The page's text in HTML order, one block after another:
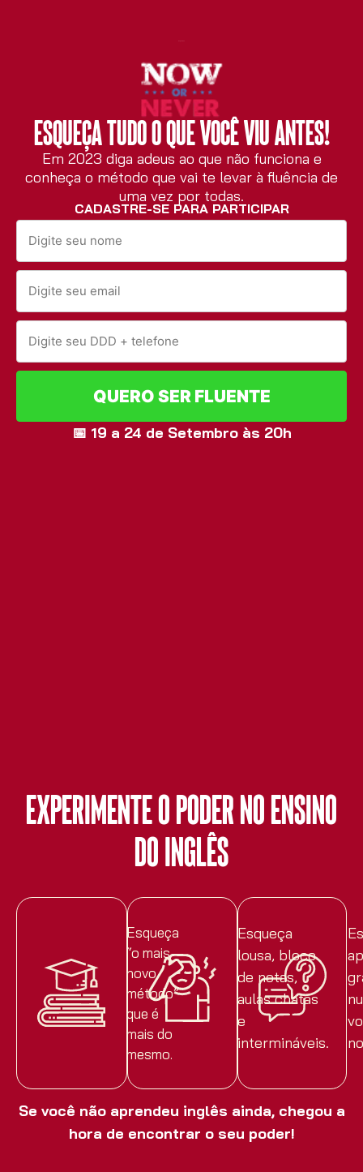
Esqueça tudo o que você viu antes!
Em 2023 diga adeus ao que não funciona e
conheça o método que vai te levar à fluência de
uma vez por todas.
CADASTRE-SE PARA PARTICIPAR
QUERO SER FLUENTE
📅 19 a 24 de Setembro às 20h
EXPERIMENTE O PODER NO ENSINO
DO INGLÊS
Esqueça
“o mais
novo
método”
que é
mais do
mesmo.
Esqueça
lousa, bloco
de notas,
aulas chatas
e
intermináveis.
Se você não aprendeu inglês ainda, chegou a
hora de encontrar o seu poder!